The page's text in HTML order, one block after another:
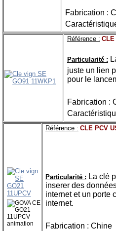
Fabrication :
Référence : CLE
Particularité :
juste un lien
pour le
Fabrication :
Référence : CLE PCV
Particularité : La clé
inserer des
internet et un porte
internet.
Fabrication : Chine